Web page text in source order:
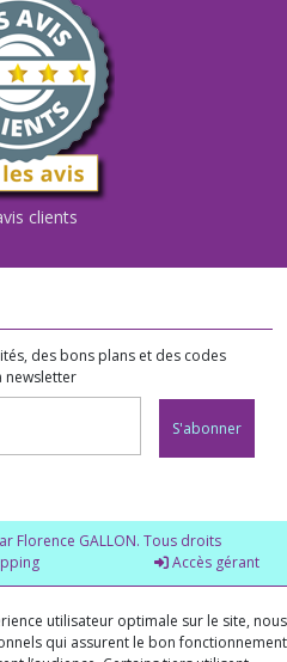
clients
des bons plans et des codes
newsletter
S'abonner
Florence GALLON. Tous droits
Accès gérant
utilisateur optimale sur le site, nous
qui assurent le bon fonctionnement